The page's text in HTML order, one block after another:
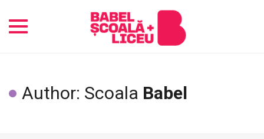
Toggle
Author: Scoala Babel